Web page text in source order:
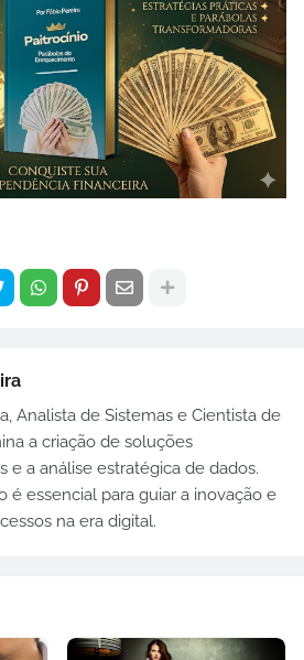
Analista de Sistemas e Cientista de
a criação de soluções
e a análise estratégica de dados.
é essencial para guiar a inovação e
na era digital.